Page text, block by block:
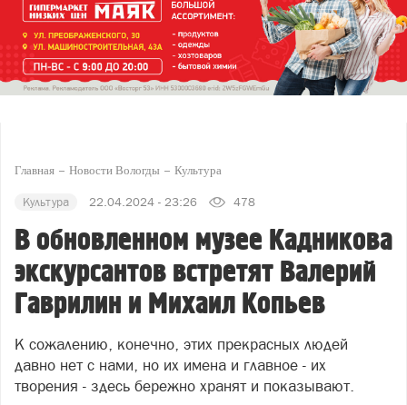
Главная Новости Вологды Культура
Культура 22.04.2024 - 23:26 478
В обновленном музее Кадникова
экскурсантов встретят Валерий
Гаврилин и Михаил Копьев
К сожалению, конечно, этих прекрасных людей
давно нет с нами, но их имена и главное - их
творения - здесь бережно хранят и показывают.